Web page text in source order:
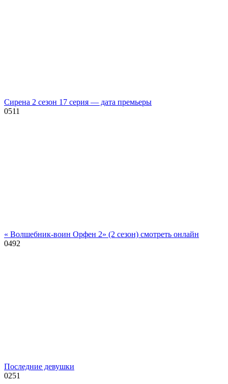
Сирена 2 сезон 17 серия — дата премьеры
0511
« Волшебник-воин Орфен 2» (2 сезон) смотреть онлайн
0492
Последние девушки
0251